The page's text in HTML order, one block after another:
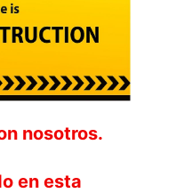
nosotros.
en esta